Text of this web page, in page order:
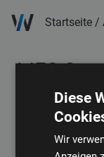
Startseite /
MES-
Diese
Wir